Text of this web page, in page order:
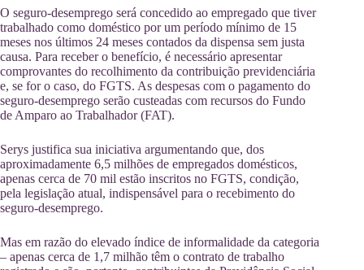
O seguro-desemprego será concedido ao empregado que tiver
trabalhado como doméstico por um período mínimo de 15
meses nos últimos 24 meses contados da dispensa sem justa
causa. Para receber o benefício, é necessário apresentar
comprovantes do recolhimento da contribuição previdenciária
e, se for o caso, do FGTS. As despesas com o pagamento do
seguro-desemprego serão custeadas com recursos do Fundo
de Amparo ao Trabalhador (FAT).
Serys justifica sua iniciativa argumentando que, dos
aproximadamente 6,5 milhões de empregados domésticos,
apenas cerca de 70 mil estão inscritos no FGTS, condição,
pela legislação atual, indispensável para o recebimento do
seguro-desemprego.
Mas em razão do elevado índice de informalidade da categoria
– apenas cerca de 1,7 milhão têm o contrato de trabalho